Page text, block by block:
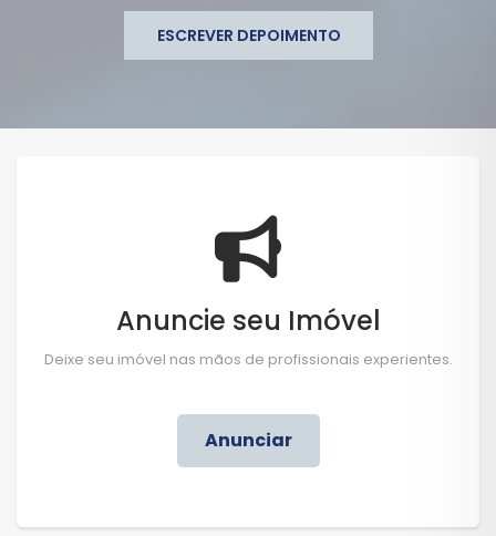
ESCREVER DEPOIMENTO
Anuncie seu Imóvel
Deixe seu imóvel nas mãos de profissionais experientes.
Anunciar